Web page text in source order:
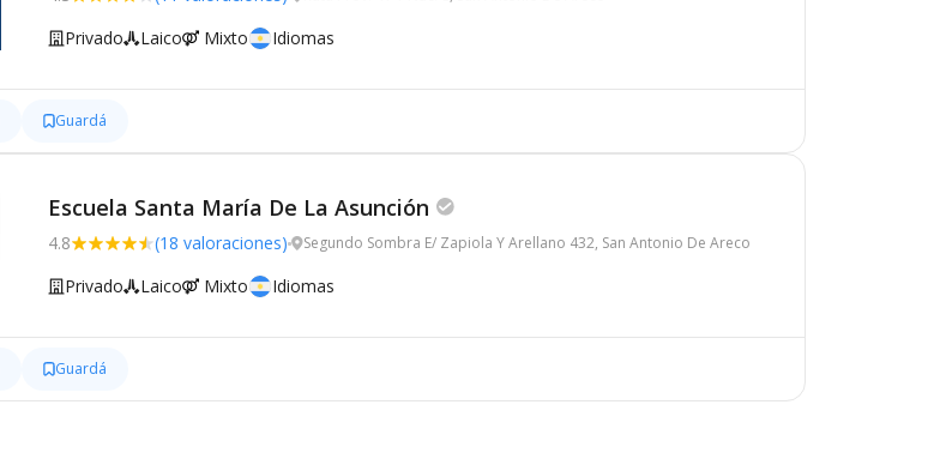
Privado Laico Mixto Idiomas
Guardá
Escuela Santa María De La Asunción
4.8 (18 valoraciones) Segundo Sombra E/ Zapiola Y Arellano 432, San Antonio De Areco
Privado Laico Mixto Idiomas
Guardá